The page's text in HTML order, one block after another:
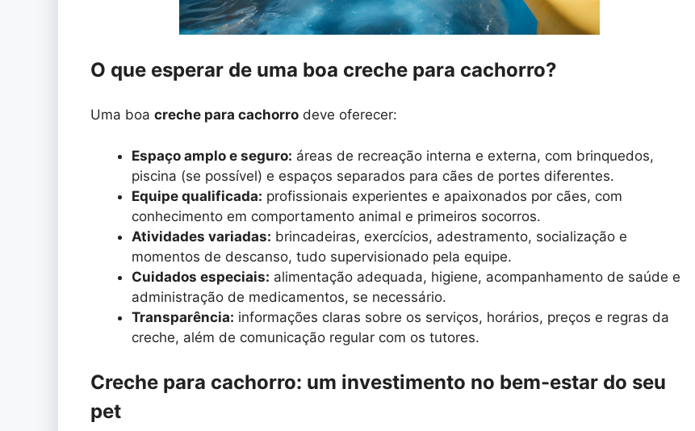
O que esperar de uma boa creche para cachorro?
Uma boa creche para cachorro deve oferecer:
Espaço amplo e seguro: áreas de recreação interna e externa, com brinquedos,
piscina (se possível) e espaços separados para cães de portes diferentes.
Equipe qualificada: profissionais experientes e apaixonados por cães, com
conhecimento em comportamento animal e primeiros socorros.
Atividades variadas: brincadeiras, exercícios, adestramento, socialização e
momentos de descanso, tudo supervisionado pela equipe.
Cuidados especiais: alimentação adequada, higiene, acompanhamento de saúde e
administração de medicamentos, se necessário.
Transparência: informações claras sobre os serviços, horários, preços e regras da
creche, além de comunicação regular com os tutores.
Creche para cachorro: um investimento no bem-estar do seu
pet